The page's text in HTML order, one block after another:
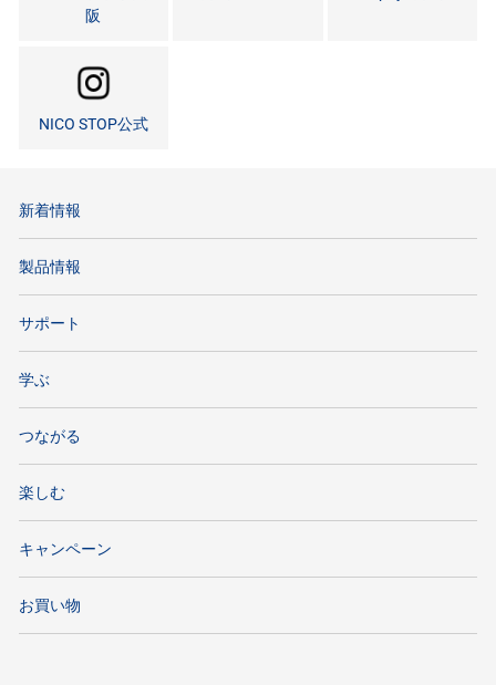
阪
NICO STOP公式
新着情報
製品情報
サポート
学ぶ
つながる
楽しむ
キャンペーン
お買い物